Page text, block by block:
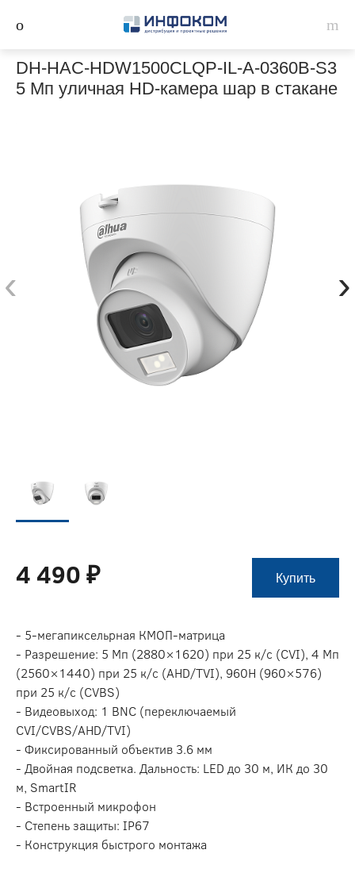
DH-HAC-HDW1500CLQP-IL-A-0360B-S3
5 Мп уличная HD-камера шар в стакане
‹ ›
4 490 ₽ Купить
- 5-мегапиксельрная КМОП-матрица
- Разрешение: 5 Мп (2880×1620) при 25 к/c (CVI), 4 Мп
(2560×1440) при 25 к/c (AHD/TVI), 960H (960×576)
при 25 к/с (CVBS)
- Видеовыход: 1 BNC (переключаемый
CVI/CVBS/AHD/TVI)
- Фиксированный объектив 3.6 мм
- Двойная подсветка. Дальность: LED до 30 м, ИК до 30
м, SmartIR
- Встроенный микрофон
- Степень защиты: IP67
- Конструкция быстрого монтажа